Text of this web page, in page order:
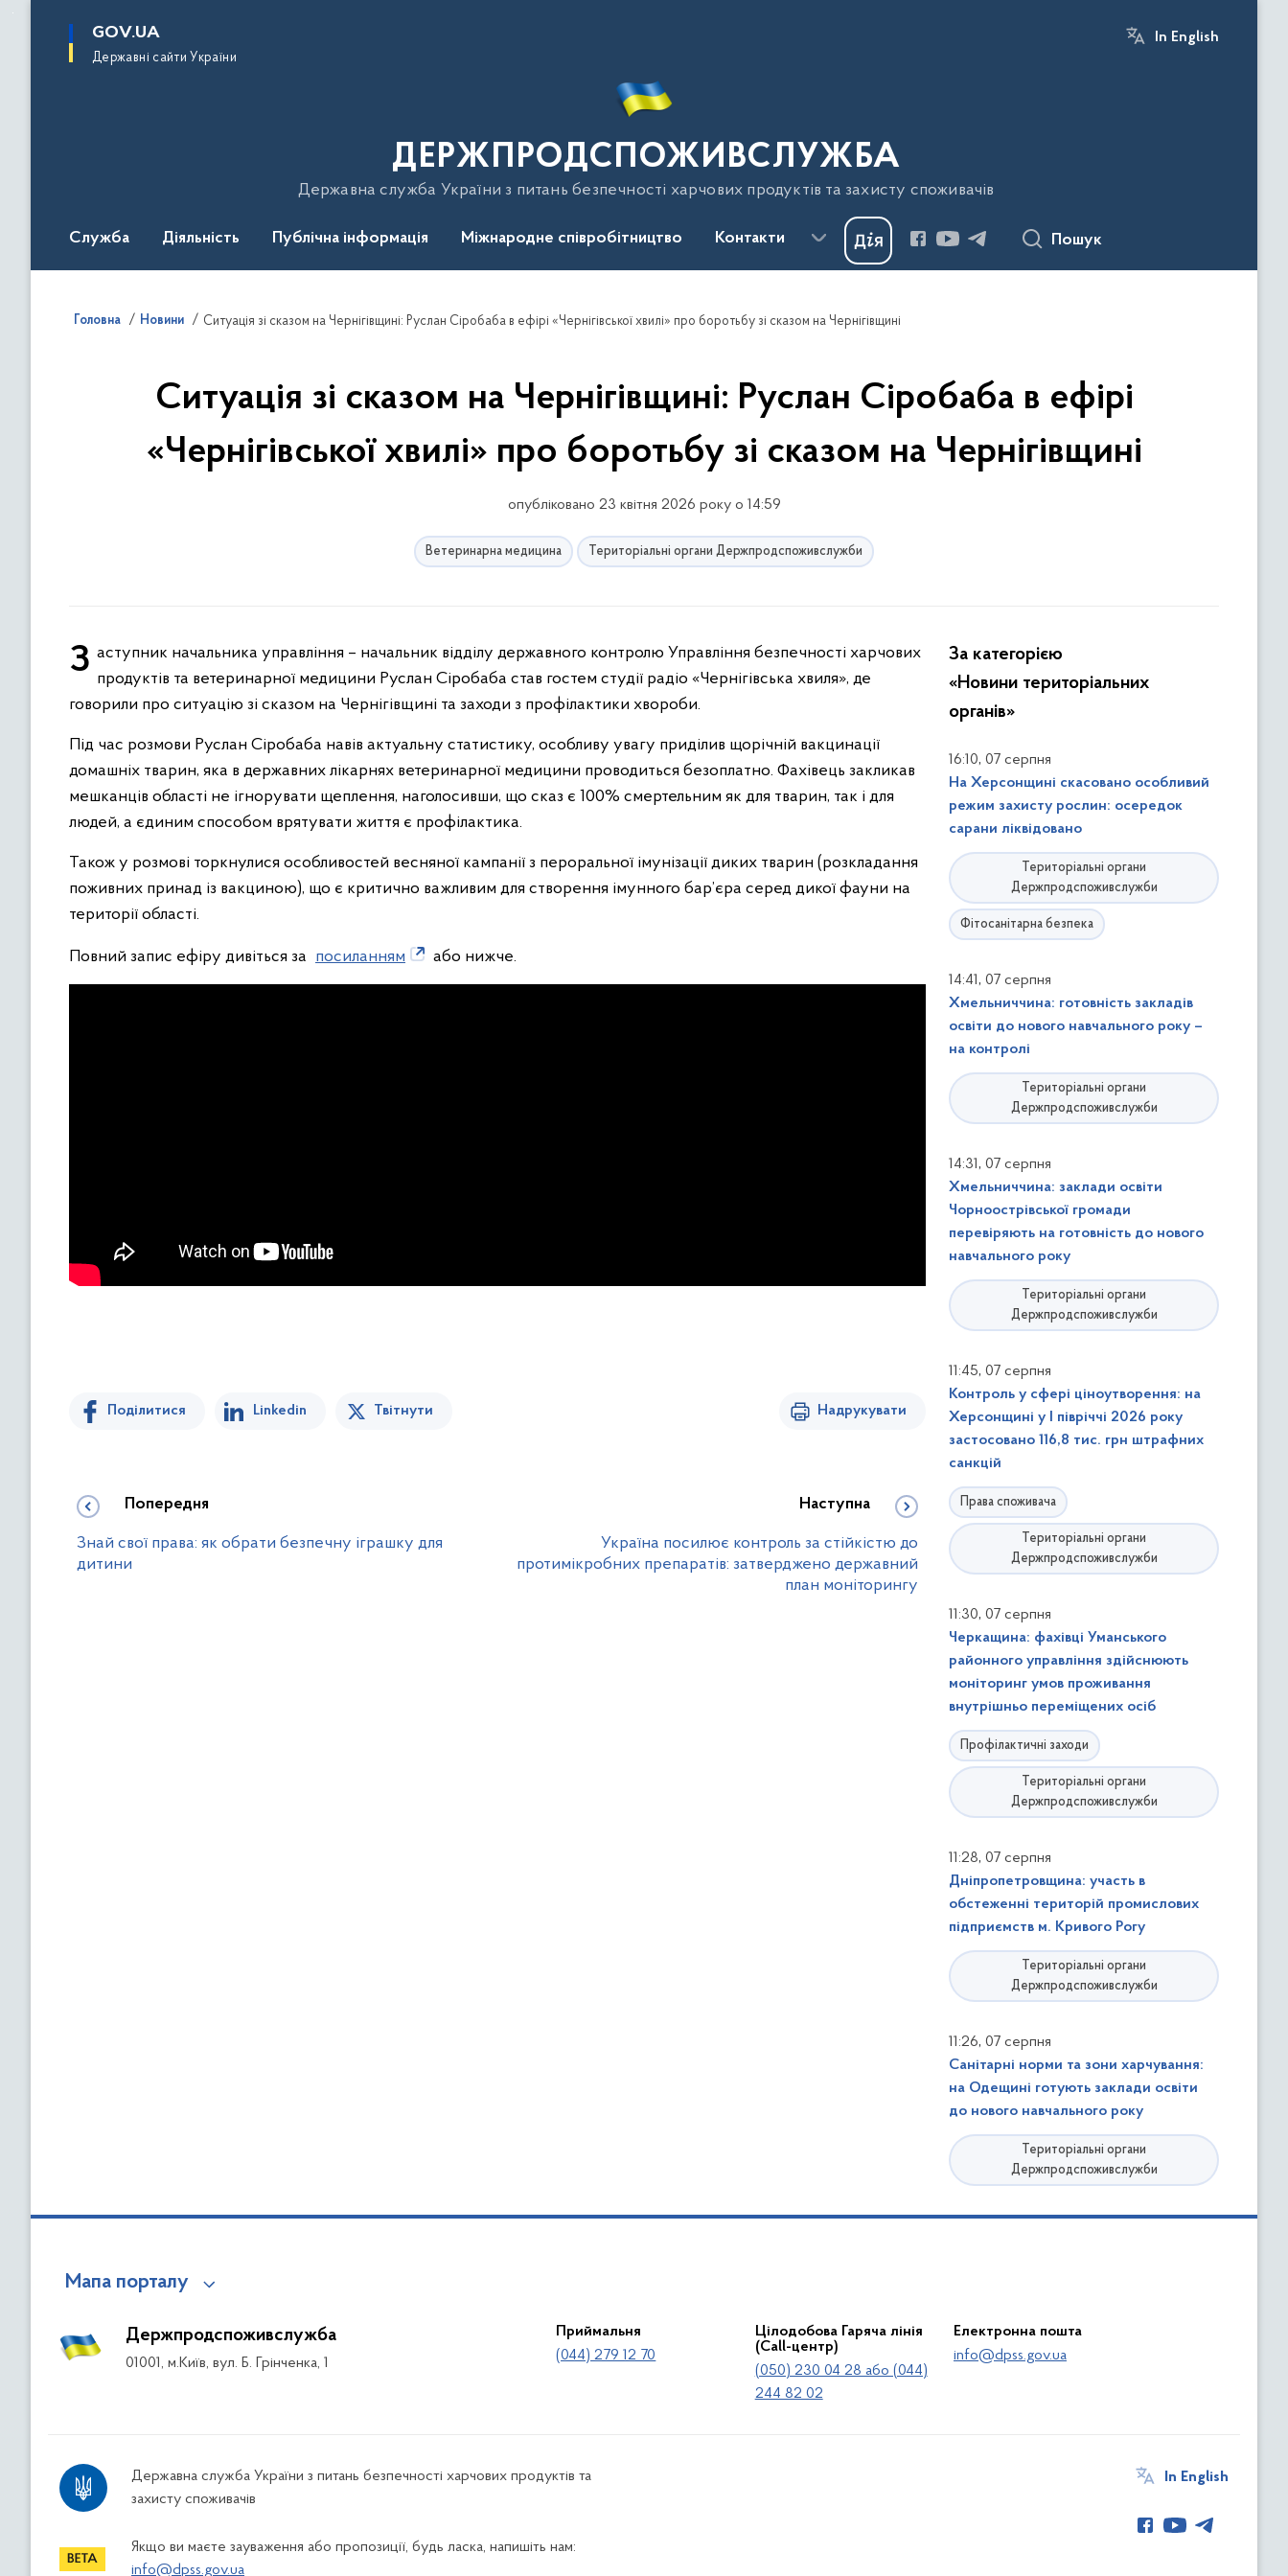
основного
GOV.UA
Державні сайти України
In English
ДЕРЖПРОДСПОЖИВСЛУЖБА
Державна служба України з питань безпечності харчових продуктів та захисту споживачів
Служба Діяльність Публічна інформація Міжнародне співробітництво Контакти Пошук
Головна Новини Ситуація зі сказом на Чернігівщині: Руслан Сіробаба в ефірі «Чернігівської хвилі» про боротьбу зі сказом на Чернігівщині
Ситуація зі сказом на Чернігівщині: Руслан Сіробаба в ефірі
«Чернігівської хвилі» про боротьбу зі сказом на Чернігівщині
опубліковано 23 квітня 2026 року о 14:59
Ветеринарна медицина Територіальні органи Держпродспоживслужби
Заступник начальника управління – начальник відділу державного контролю Управління безпечності харчових продуктів та ветеринарної медицини Руслан Сіробаба став гостем студії радіо «Чернігівська хвиля», де
говорили про ситуацію зі сказом на Чернігівщині та заходи з профілактики хвороби.
Під час розмови Руслан Сіробаба навів актуальну статистику, особливу увагу приділив щорічній вакцинації
домашніх тварин, яка в державних лікарнях ветеринарної медицини проводиться безоплатно. Фахівець закликав
мешканців області не ігнорувати щеплення, наголосивши, що сказ є 100% смертельним як для тварин, так і для
людей, а єдиним способом врятувати життя є профілактика.
Також у розмові торкнулися особливостей весняної кампанії з пероральної імунізації диких тварин (розкладання
поживних принад із вакциною), що є критично важливим для створення імунного бар’єра серед дикої фауни на
території області.
Повний запис ефіру дивіться за посиланням або нижче.
Поділитися Linkedin Твітнути Надрукувати
Попередня
Знай свої права: як обрати безпечну іграшку для
дитини
Наступна
Україна посилює контроль за стійкістю до
протимікробних препаратів: затверджено державний
план моніторингу
За категорією
«Новини територіальних
органів»
16:10, 07 серпня
На Херсонщині скасовано особливий
режим захисту рослин: осередок
сарани ліквідовано
Територіальні органи
Держпродспоживслужби
Фітосанітарна безпека
14:41, 07 серпня
Хмельниччина: готовність закладів
освіти до нового навчального року –
на контролі
Територіальні органи
Держпродспоживслужби
14:31, 07 серпня
Хмельниччина: заклади освіти
Чорноострівської громади
перевіряють на готовність до нового
навчального року
Територіальні органи
Держпродспоживслужби
11:45, 07 серпня
Контроль у сфері ціноутворення: на
Херсонщині у І півріччі 2026 року
застосовано 116,8 тис. грн штрафних
санкцій
Права споживача
Територіальні органи
Держпродспоживслужби
11:30, 07 серпня
Черкащина: фахівці Уманського
районного управління здійснюють
моніторинг умов проживання
внутрішньо переміщених осіб
Профілактичні заходи
Територіальні органи
Держпродспоживслужби
11:28, 07 серпня
Дніпропетровщина: участь в
обстеженні територій промислових
підприємств м. Кривого Рогу
Територіальні органи
Держпродспоживслужби
11:26, 07 серпня
Санітарні норми та зони харчування:
на Одещині готують заклади освіти
до нового навчального року
Територіальні органи
Держпродспоживслужби
Мапа порталу
Держпродспоживслужба
01001, м.Київ, вул. Б. Грінченка, 1
Приймальня
(044) 279 12 70
Цілодобова Гаряча лінія
(Call-центр)
(050) 230 04 28 або (044)
244 82 02
Електронна пошта
info@dpss.gov.ua
Державна служба України з питань безпечності харчових продуктів та
захисту споживачів
Якщо ви маєте зауваження або пропозиції, будь ласка, напишіть нам:
info@dpss.gov.ua
In English